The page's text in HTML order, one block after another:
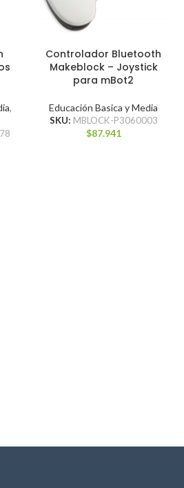
,
Controlador Bluetooth
Makeblock – Joystick
para mBot2
Educación Basica y Media
SKU: MBLOCK-P3060003
$87.941